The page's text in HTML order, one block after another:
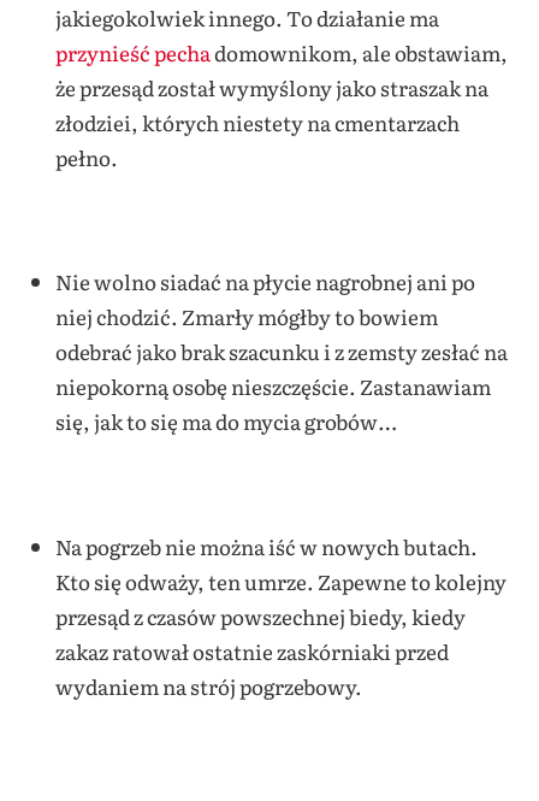
jakiegokolwiek innego. To działanie ma
przynieść pechadomownikom, ale obstawiam,
że przesąd został wymyślony jako straszak na
złodziei, których niestety na cmentarzach
pełno.
Nie wolno siadać na płycie nagrobnej ani po
niej chodzić. Zmarły mógłby to bowiem
odebrać jako brak szacunku i z zemsty zesłać na
niepokorną osobę nieszczęście. Zastanawiam
się, jak to się ma do mycia grobów…
Na pogrzeb nie można iść w nowych butach.
Kto się odważy, ten umrze. Zapewne to kolejny
przesąd z czasów powszechnej biedy, kiedy
zakaz ratował ostatnie zaskórniaki przed
wydaniem na strój pogrzebowy.